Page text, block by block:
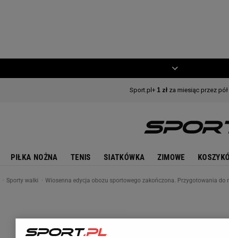
PIŁKA NOŻNA TENIS SIATKÓWKA ZIMOWE
Sporty walki Wiosenna edycja obozu sportowego zakończona. Przygotowania do